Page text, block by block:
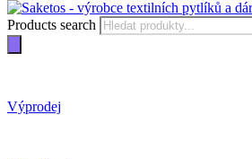
Products search
Výprodej